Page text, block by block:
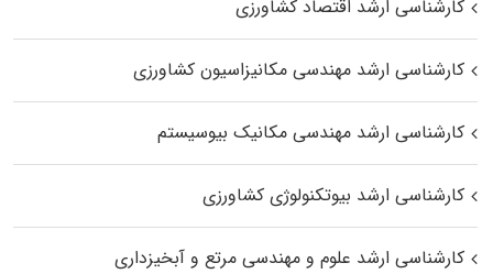
کارشناسی ارشد اقتصاد کشاورزی
کارشناسی ارشد مهندسی مکانیزاسیون کشاورزی
کارشناسی ارشد مهندسی مکانیک بیوسیستم
کارشناسی ارشد بیوتکنولوژی کشاورزی
کارشناسی ارشد علوم و مهندسی مرتع و آبخیزداری